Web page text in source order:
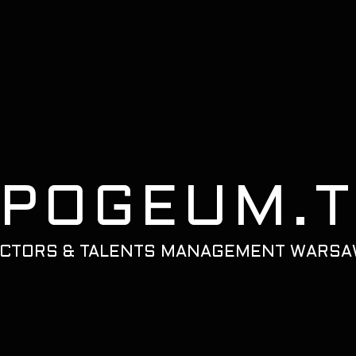
& TALENTS MANAGEMENT